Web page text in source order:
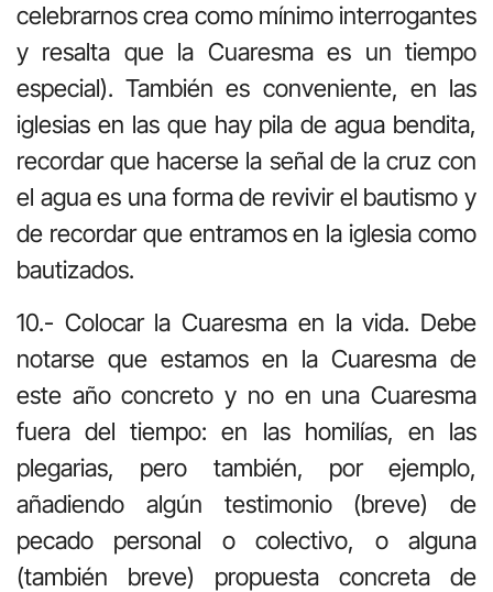
celebrarnos crea como mínimo interrogantes
y resalta que la Cuaresma es un tiempo
especial). También es conveniente, en las
iglesias en las que hay pila de agua bendita,
recordar que hacerse la señal de la cruz con
el agua es una forma de revivir el bautismo y
de recordar que entramos en la iglesia como
bautizados.
10.- Colocar la Cuaresma en la vida. Debe
notarse que estamos en la Cuaresma de
este año concreto y no en una Cuaresma
fuera del tiempo: en las homilías, en las
plegarias, pero también, por ejemplo,
añadiendo algún testimonio (breve) de
pecado personal o colectivo, o alguna
(también breve) propuesta concreta de